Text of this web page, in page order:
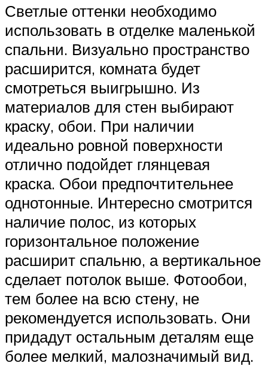
Светлые оттенки необходимо
использовать в отделке маленькой
спальни. Визуально пространство
расширится, комната будет
смотреться выигрышно. Из
материалов для стен выбирают
краску, обои. При наличии
идеально ровной поверхности
отлично подойдет глянцевая
краска. Обои предпочтительнее
однотонные. Интересно смотрится
наличие полос, из которых
горизонтальное положение
расширит спальню, а вертикальное
сделает потолок выше. Фотообои,
тем более на всю стену, не
рекомендуется использовать. Они
придадут остальным деталям еще
более мелкий, малозначимый вид.